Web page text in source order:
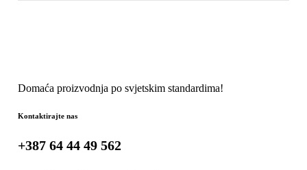
Domaća proizvodnja po svjetskim standardima!
Kontaktirajte nas
+387 64 44 49 562